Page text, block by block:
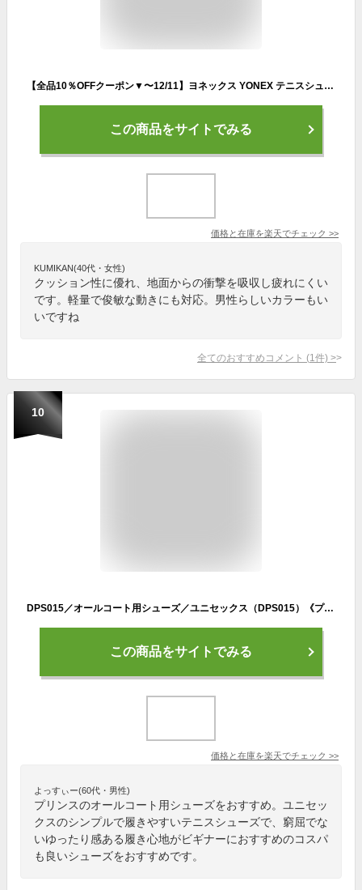
【全品10％OFFクーポン▼〜12/11】ヨネックス YONEX テニスシューズ レディース パワークッション ソニケージ 2 ウィメン AC SONICAGE 2 オールコート用 SHTS2LAC-235
この商品をサイトでみる
価格と在庫を楽天でチェック >>
KUMIKAN(40代・女性)
クッション性に優れ、地面からの衝撃を吸収し疲れにくい
です。軽量で俊敏な動きにも対応。男性らしいカラーもい
いですね
全てのおすすめコメント (1 件) >
10
DPS015／オールコート用シューズ／ユニセックス（DPS015）《プリンス テニス シューズ》
この商品をサイトでみる
価格と在庫を楽天でチェック >>
よっすぃー(60代・男性)
プリンスのオールコート用シューズをおすすめ。ユニセッ
クスのシンプルで履きやすいテニスシューズで、窮屈でな
いゆったり感ある履き心地がビギナーにおすすめのコスパ
も良いシューズをおすすめです。